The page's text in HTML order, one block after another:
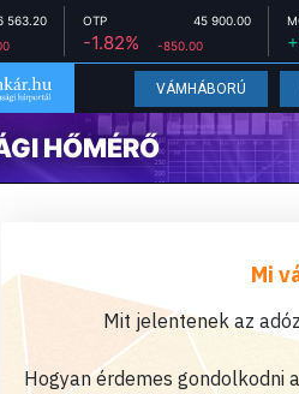
563.20 OTP 45 900.00
-1.82% -850.00
VÁMHÁBORÚ
HŐMÉRŐ
Mi
Mit jelentenek az
Hogyan érdemes